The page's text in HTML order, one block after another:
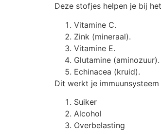
Deze stofjes helpen je bij
Vitamine C.
Zink (mineraal).
Vitamine E.
Glutamine (aminozuur).
Echinacea (kruid).
Dit werkt je immuunsysteem
Suiker
Alcohol
Overbelasting